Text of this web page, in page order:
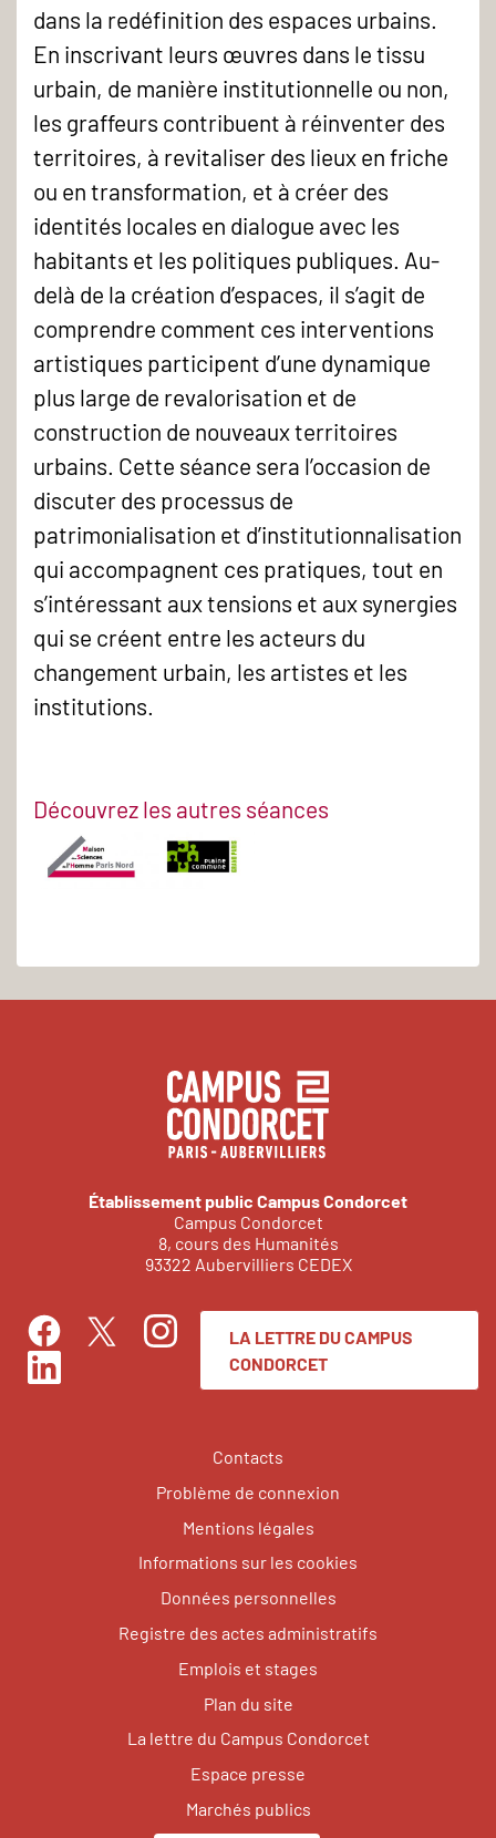
dans la redéfinition des espaces urbains.
En inscrivant leurs œuvres dans le tissu
urbain, de manière institutionnelle ou non,
les graffeurs contribuent à réinventer des
territoires, à revitaliser des lieux en friche
ou en transformation, et à créer des
identités locales en dialogue avec les
habitants et les politiques publiques. Au-
delà de la création d’espaces, il s’agit de
comprendre comment ces interventions
artistiques participent d’une dynamique
plus large de revalorisation et de
construction de nouveaux territoires
urbains. Cette séance sera l’occasion de
discuter des processus de
patrimonialisation et d’institutionnalisation
qui accompagnent ces pratiques, tout en
s’intéressant aux tensions et aux synergies
qui se créent entre les acteurs du
changement urbain, les artistes et les
institutions.
Découvrez les autres séances
Établissement public Campus Condorcet
Campus Condorcet
8, cours des Humanités
93322 Aubervilliers CEDEX
FacebookTwitterInstagram
LinkedIn
LA LETTRE DU CAMPUS
CONDORCET
Contacts
Problème de connexion
Mentions légales
Informations sur les cookies
Données personnelles
Registre des actes administratifs
Emplois et stages
Plan du site
La lettre du Campus Condorcet
Espace presse
Marchés publics